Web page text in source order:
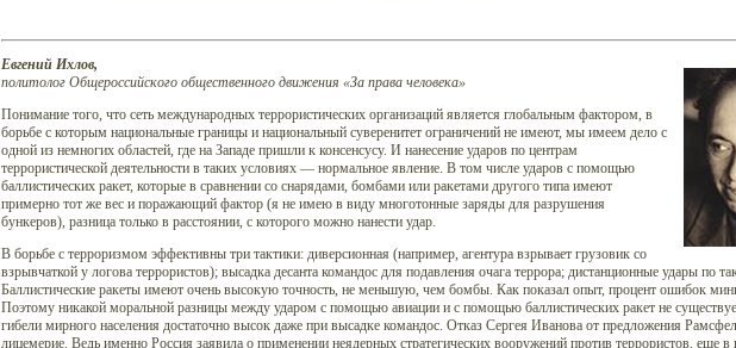
Евгений Ихлов,
политолог Общероссийского общественного движения «За права человека»
Понимание того, что сеть международных террористических организаций является глобальным фактором, в
борьбе с которым национальные границы и национальный суверенитет ограничений не имеют, мы имеем дело с
одной из немногих областей, где на Западе пришли к консенсусу. И нанесение ударов по центрам
террористической деятельности в таких условиях — нормальное явление. В том числе ударов с помощью
баллистических ракет, которые в сравнении со снарядами, бомбами или ракетами другого типа имеют
примерно тот же вес и поражающий фактор (я не имею в виду многотонные заряды для разрушения
бункеров), разница только в расстоянии, с которого можно нанести удар.
В борьбе с терроризмом эффективны три тактики: диверсионная (например, агентура взрывает грузовик со
взрывчаткой у логова террористов); высадка десанта командос для подавления очага террора; дистанционные удары по
Баллистические ракеты имеют очень высокую точность, не меньшую, чем бомбы. Как показал опыт, процент ошибок
Поэтому никакой моральной разницы между ударом с помощью авиации и с помощью баллистических ракет не
гибели мирного населения достаточно высок даже при высадке командос. Отказ Сергея Иванова от предложения
лицемерие. Ведь именно Россия заявила о применении неядерных стратегических вооружений против террористов, еще